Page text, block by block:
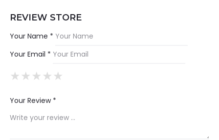
REVIEW STORE
Your Name *
Your Email *
★
★★
★★★
★★★★
★★★★★
Your Review *